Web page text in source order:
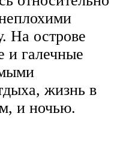
На острове
и галечные
жизнь в
и ночью.